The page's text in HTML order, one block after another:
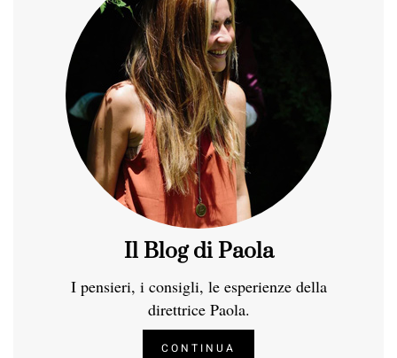
Il Blog di Paola
I pensieri, i consigli, le esperienze della
direttrice Paola.
CONTINUA